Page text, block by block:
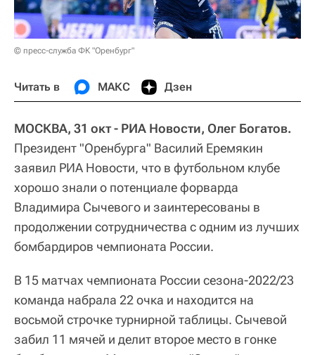
© пресс-служба ФК "Оренбург"
Читать в МАКС Дзен
МОСКВА, 31 окт - РИА Новости, Олег Богатов.
Президент "Оренбурга" Василий Еремякин
заявил РИА Новости, что в футбольном клубе
хорошо знали о потенциале форварда
Владимира Сычевого и заинтересованы в
продолжении сотрудничества с одним из лучших
бомбардиров чемпионата России.
В 15 матчах чемпионата России сезона-2022/23
команда набрала 22 очка и находится на
восьмой строчке турнирной таблицы. Сычевой
забил 11 мячей и делит второе место в гонке